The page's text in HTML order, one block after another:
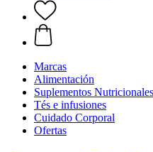
Marcas
Alimentación
Suplementos Nutricionales
Tés e infusiones
Cuidado Corporal
Ofertas